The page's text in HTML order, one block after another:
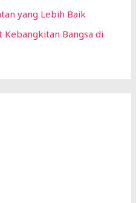
yang Lebih Baik
Kebangkitan Bangsa di